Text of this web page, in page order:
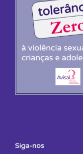
Siga-nos